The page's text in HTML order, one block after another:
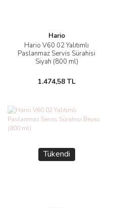
Hario
Hario V60 02 Yalıtımlı
Paslanmaz Servis Sürahisi
Siyah (800 ml)
1.474,58 TL
Tükendi